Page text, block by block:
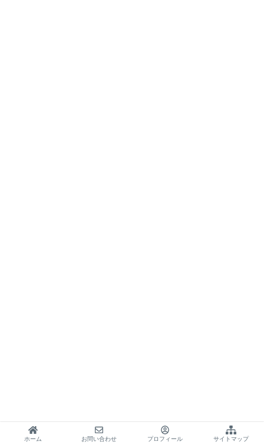
ホーム お問い合わせ プロフィール サイトマップ